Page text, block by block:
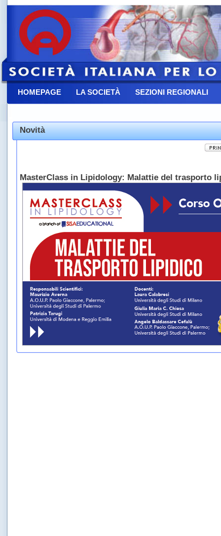
HOMEPAGE LA SOCIETÀ SEZIONI REGIONALI
Novità
MasterClass in Lipidology: Malattie del trasporto